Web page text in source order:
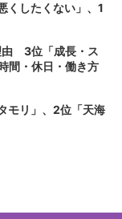
くしたくない」、1
由 3位「成長・ス
間・休日・働き方
モリ」、2位「天海